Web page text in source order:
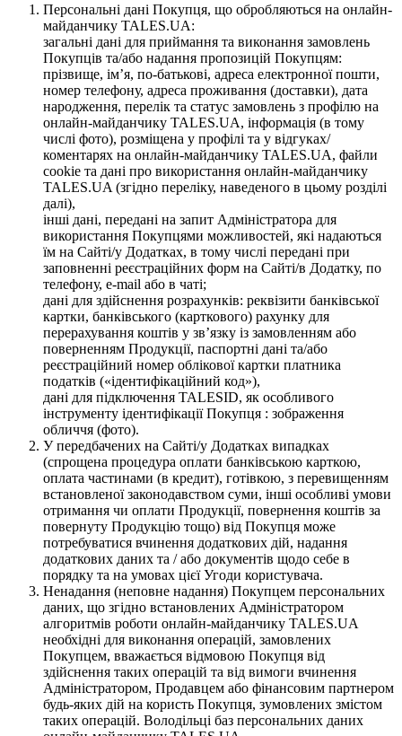
Персональні дані Покупця, що обробляються на онлайн-
майданчику TALES.UA:
загальні дані для приймання та виконання замовлень
Покупців та/або надання пропозицій Покупцям:
прізвище, ім’я, по-батькові, адреса електронної пошти,
номер телефону, адреса проживання (доставки), дата
народження, перелік та статус замовлень з профілю на
онлайн-майданчику TALES.UA, інформація (в тому
числі фото), розміщена у профілі та у відгуках/
коментарях на онлайн-майданчику TALES.UA, файли
cookie та дані про використання онлайн-майданчику
TALES.UA (згідно переліку, наведеного в цьому розділі
далі),
інші дані, передані на запит Адміністратора для
використання Покупцями можливостей, які надаються
їм на Сайті/у Додатках, в тому числі передані при
заповненні реєстраційних форм на Сайті/в Додатку, по
телефону, e-mail або в чаті;
дані для здійснення розрахунків: реквізити банківської
картки, банківського (карткового) рахунку для
перерахування коштів у зв’язку із замовленням або
поверненням Продукції, паспортні дані та/або
реєстраційний номер облікової картки платника
податків («ідентифікаційний код»),
дані для підключення TALESID, як особливого
інструменту ідентифікації Покупця : зображення
обличчя (фото).
У передбачених на Сайті/у Додатках випадках
(спрощена процедура оплати банківською карткою,
оплата частинами (в кредит), готівкою, з перевищенням
встановленої законодавством суми, інші особливі умови
отримання чи оплати Продукції, повернення коштів за
повернуту Продукцію тощо) від Покупця може
потребуватися вчинення додаткових дій, надання
додаткових даних та / або документів щодо себе в
порядку та на умовах цієї Угоди користувача.
Ненадання (неповне надання) Покупцем персональних
даних, що згідно встановлених Адміністратором
алгоритмів роботи онлайн-майданчику TALES.UA
необхідні для виконання операцій, замовлених
Покупцем, вважається відмовою Покупця від
здійснення таких операцій та від вимоги вчинення
Адміністратором, Продавцем або фінансовим партнером
будь-яких дій на користь Покупця, зумовлених змістом
таких операцій. Володільці баз персональних даних